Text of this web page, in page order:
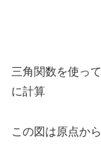
三角関数を使っ
に計算
この図は原点か